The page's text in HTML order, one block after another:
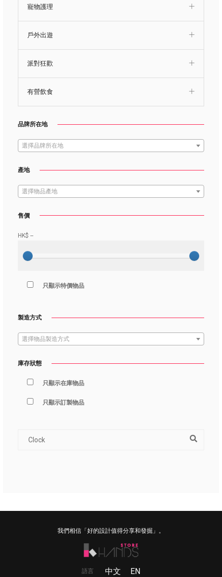
寵物護理
戶外出遊
派對狂歡
有營飲食
品牌所在地
選擇品牌所在地
產地
選擇物品產地
售價
HK$ --
只顯示特價物品
製造方式
選擇物品製造方式
庫存狀態
只顯示在庫物品
只顯示訂製物品
我們相信「好的設計值得分享和發掘」。
語言 中文 EN